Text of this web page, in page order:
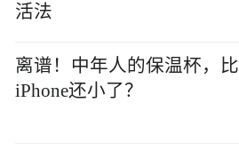
活法
离谱！中年人的保温杯，比
iPhone还小了？